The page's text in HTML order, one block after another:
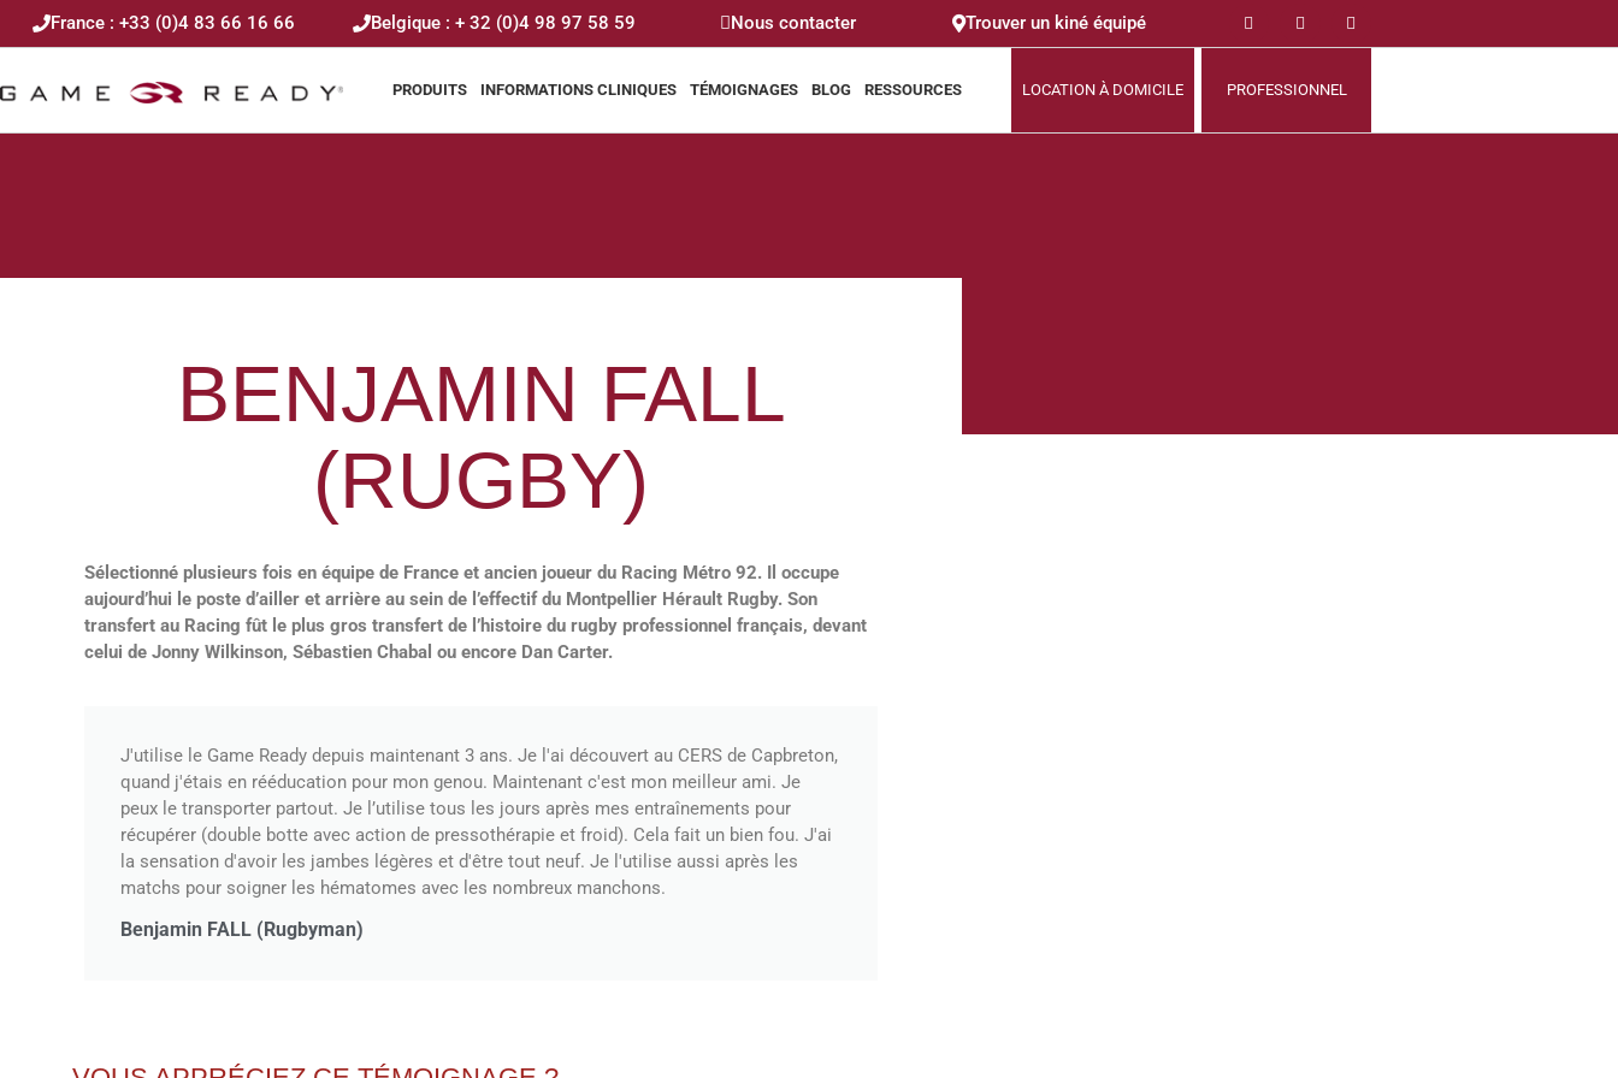
France : +33 (0)4 83 66 16 66 Belgique : + 32 (0)4 98 97 58 59 Nous contacter Trouver un kiné équipé
PRODUITS INFORMATIONS CLINIQUES TÉMOIGNAGES BLOG RESSOURCES LOCATION À DOMICILE PROFESSIONNEL
BENJAMIN FALL
(RUGBY)
Sélectionné plusieurs fois en équipe de France et ancien joueur du Racing Métro 92. Il occupe
aujourd’hui le poste d’ailler et arrière au sein de l’effectif du Montpellier Hérault Rugby. Son
transfert au Racing fût le plus gros transfert de l’histoire du rugby professionnel français, devant
celui de Jonny Wilkinson, Sébastien Chabal ou encore Dan Carter.
J'utilise le Game Ready depuis maintenant 3 ans. Je l'ai découvert au CERS de Capbreton,
quand j'étais en rééducation pour mon genou. Maintenant c'est mon meilleur ami. Je
peux le transporter partout. Je l’utilise tous les jours après mes entraînements pour
récupérer (double botte avec action de pressothérapie et froid). Cela fait un bien fou. J'ai
la sensation d'avoir les jambes légères et d'être tout neuf. Je l'utilise aussi après les
matchs pour soigner les hématomes avec les nombreux manchons.
Benjamin FALL (Rugbyman)